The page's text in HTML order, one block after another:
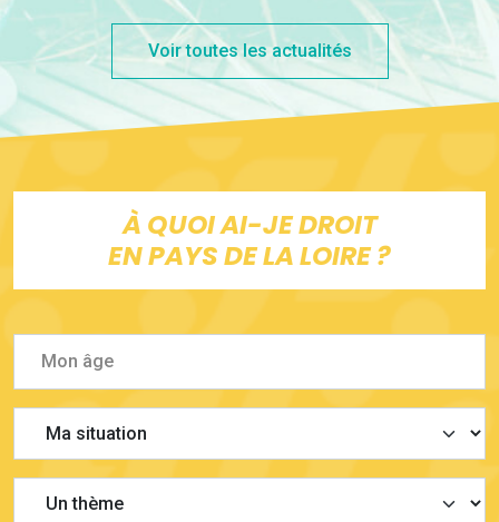
Voir toutes les actualités
À QUOI AI-JE DROIT
EN PAYS DE LA LOIRE ?